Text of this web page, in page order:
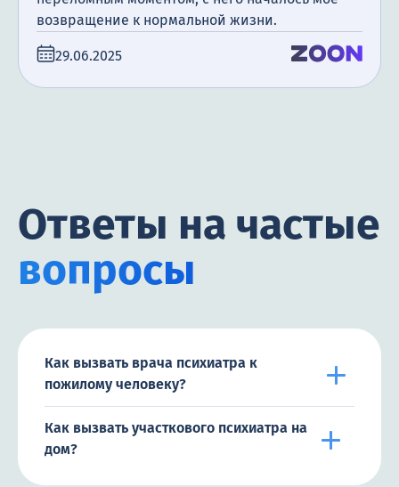
возвращение к нормальной жизни.
29.06.2025
Ответы на частые
вопросы
Как вызвать врача психиатра к
пожилому человеку?
Как вызвать участкового психиатра на
дом?